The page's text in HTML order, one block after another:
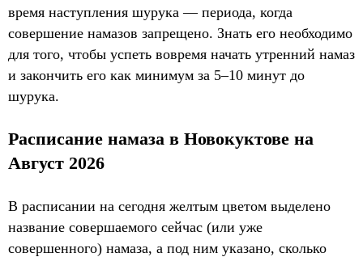
время наступления шурука — периода, когда
совершение намазов запрещено. Знать его необходимо
для того, чтобы успеть вовремя начать утренний намаз
и закончить его как минимум за 5–10 минут до
шурука.
Расписание намаза в Новокуктове на
Август 2026
В расписании на сегодня желтым цветом выделено
название совершаемого сейчас (или уже
совершенного) намаза, а под ним указано, сколько